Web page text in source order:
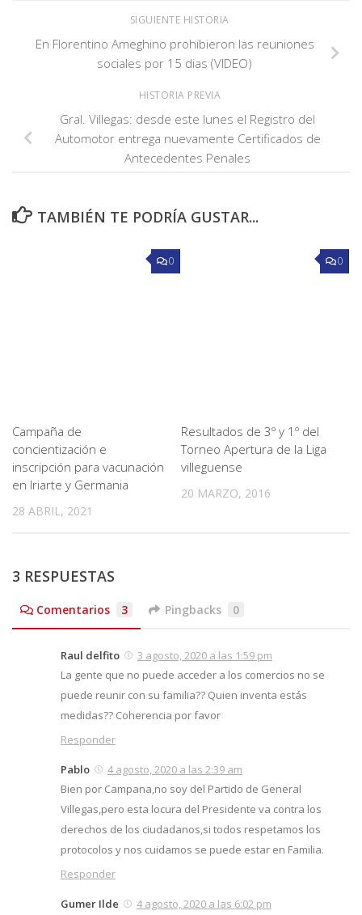
SIGUIENTE HISTORIA
En Florentino Ameghino prohibieron las reuniones
sociales por 15 dias (VIDEO)
HISTORIA PREVIA
Gral. Villegas: desde este lunes el Registro del
Automotor entrega nuevamente Certificados de
Antecedentes Penales
TAMBIÉN TE PODRÍA GUSTAR...
0
Campaña de
concientización e
inscripción para vacunación
en Iriarte y Germania
28 ABRIL, 2021
0
Resultados de 3º y 1º del
Torneo Apertura de la Liga
villeguense
20 MARZO, 2016
3 RESPUESTAS
Comentarios 3 Pingbacks 0
Raul delfito
3 agosto, 2020 a las 1:59 pm
La gente que no puede acceder a los comercios no se
puede reunir con su familia?? Quien inventa estás
medidas?? Coherencia por favor
Responder
Pablo
4 agosto, 2020 a las 2:39 am
Bien por Campana,no soy del Partido de General
Villegas,pero esta locura del Presidente va contra los
derechos de los ciudadanos,si todos respetamos los
protocolos y nos cuidamos se puede estar en Familia.
Responder
Gumer Ilde
4 agosto, 2020 a las 6:02 pm